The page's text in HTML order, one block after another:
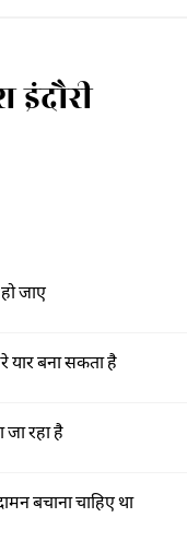
जाए
यार बना सकता है
जा रहा है
बचाना चाहिए था